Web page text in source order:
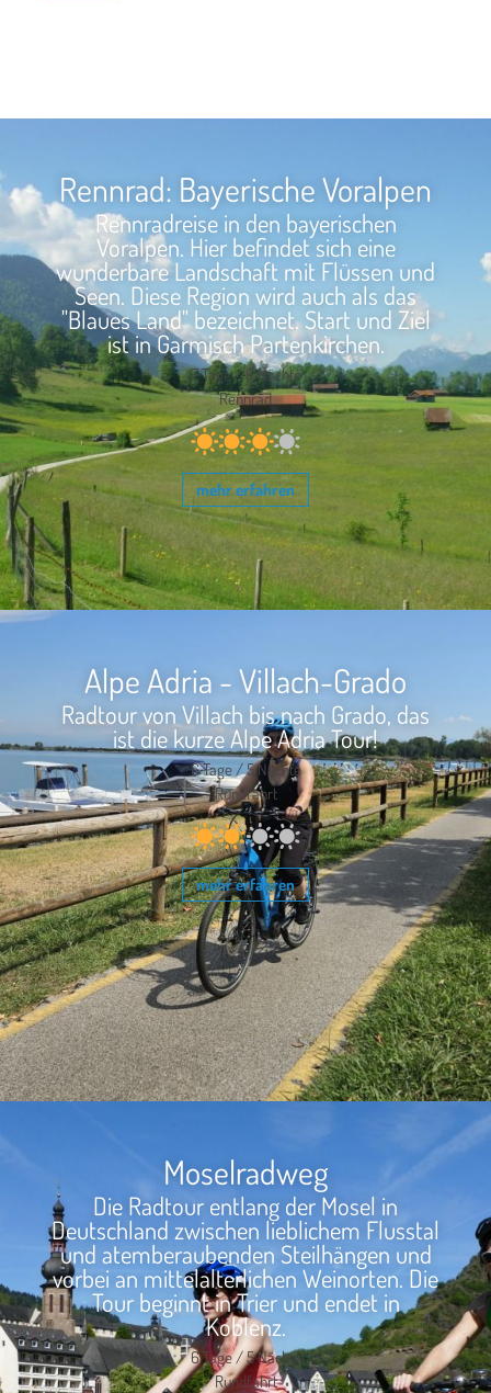
Rennrad: Bayerische Voralpen
Rennradreise in den bayerischen
Voralpen. Hier befindet sich eine
wunderbare Landschaft mit Flüssen und
Seen. Diese Region wird auch als das
"Blaues Land" bezeichnet. Start und Ziel
ist in Garmisch Partenkirchen.
7 Tage / 6 Nächte
Rennrad
mehr erfahren
Alpe Adria - Villach-Grado
Radtour von Villach bis nach Grado, das
ist die kurze Alpe Adria Tour!
6 Tage / 5 Nächte
Rundfahrt
mehr erfahren
Moselradweg
Die Radtour entlang der Mosel in
Deutschland zwischen lieblichem Flusstal
und atemberaubenden Steilhängen und
vorbei an mittelalterlichen Weinorten. Die
Tour beginnt in Trier und endet in
Koblenz.
6 Tage / 5 Nächte
Rundfahrt